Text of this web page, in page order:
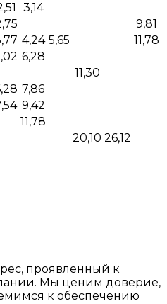
3,14
9,81
4,24 5,65
11,78
6,28
11,30
7,86
9,42
11,78
20,10 26,12
проявленный к
Мы ценим доверие,
к обеспечению